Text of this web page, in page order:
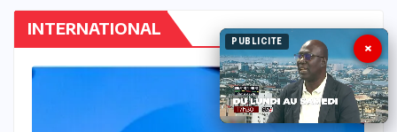
INTERNATIONAL
×
PUBLICITE